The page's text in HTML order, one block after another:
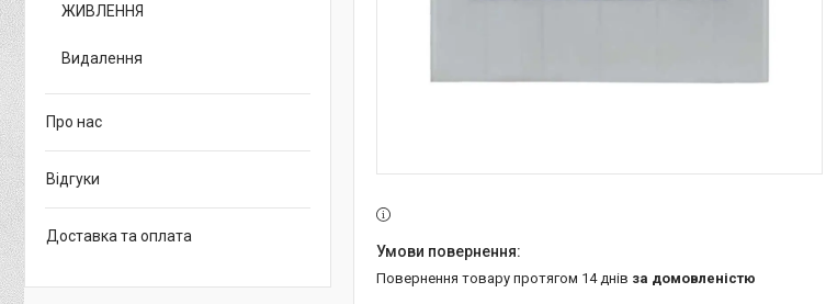
повернення товару протягом 14 днів за домовленістю
ЖИВЛЕННЯ
Видалення
Про нас
Відгуки
Доставка та оплата